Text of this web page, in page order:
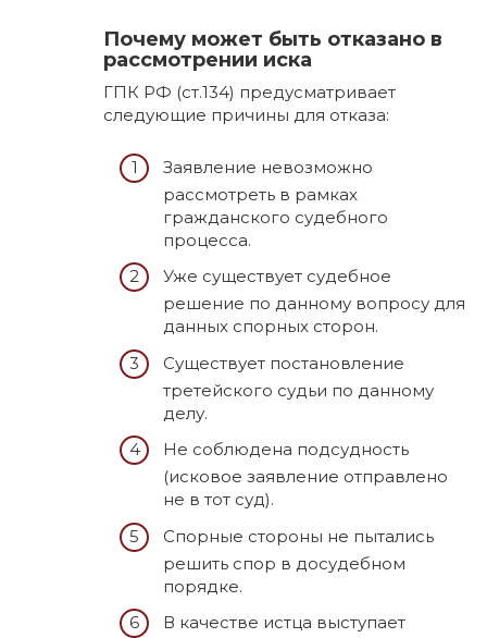
Почему может быть отказано в
рассмотрении иска
ГПК РФ (ст.134) предусматривает
следующие причины для отказа:
Заявление невозможно
рассмотреть в рамках
гражданского судебного
процесса.
Уже существует судебное
решение по данному вопросу для
данных спорных сторон.
Существует постановление
третейского судьи по данному
делу.
Не соблюдена подсудность
(исковое заявление отправлено
не в тот суд).
Спорные стороны не пытались
решить спор в досудебном
порядке.
В качестве истца выступает